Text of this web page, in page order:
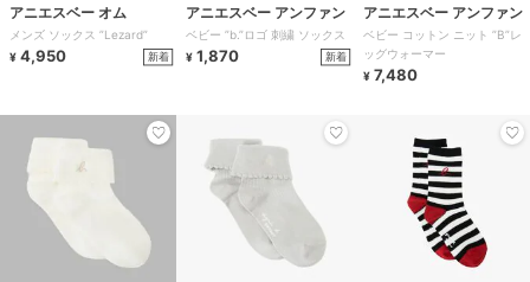
アニエスベー オム
メンズ ソックス ”Lezard”
¥ 4,950 新着
アニエスベー アンファン
ベビー ”b.”ロゴ 刺繍 ソックス
¥ 1,870 新着
アニエスベー アンファン
ベビー コットン ニット ”B”レ
ッグウォーマー
¥ 7,480